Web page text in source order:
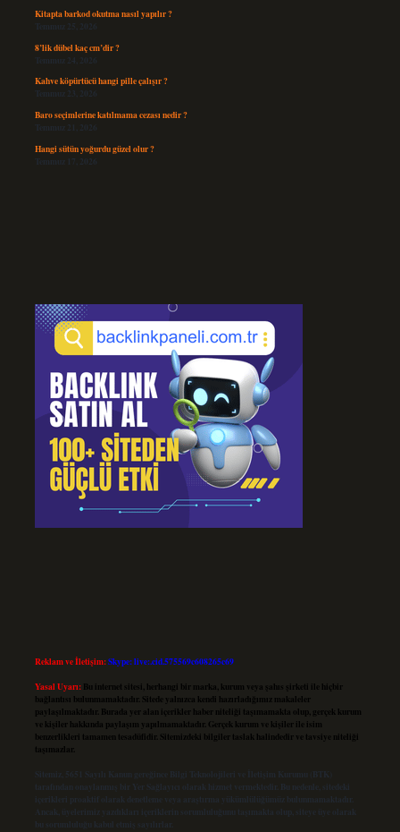
Kitapta barkod okutma nasıl yapılır ?
Temmuz 25, 2026
8’lik dübel kaç cm’dir ?
Temmuz 24, 2026
Kahve köpürtücü hangi pille çalışır ?
Temmuz 23, 2026
Baro seçimlerine katılmama cezası nedir ?
Temmuz 21, 2026
Hangi sütün yoğurdu güzel olur ?
Temmuz 17, 2026
Reklam ve İletişim:Skype: live:.cid.575569c608265c69
Yasal Uyarı: Bu internet sitesi, herhangi bir marka, kurum veya şahıs şirketi ile hiçbir
bağlantısı bulunmamaktadır. Sitede yalnızca kendi hazırladığımız makaleler
paylaşılmaktadır. Burada yer alan içerikler haber niteliği taşımamakta olup, gerçek kurum
ve kişiler hakkında paylaşım yapılmamaktadır. Gerçek kurum ve kişiler ile isim
benzerlikleri tamamen tesadüfidir. Sitemizdeki bilgiler taslak halindedir ve tavsiye niteliği
taşımazlar.
Sitemiz, 5651 Sayılı Kanun gereğince Bilgi Teknolojileri ve İletişim Kurumu (BTK)
tarafından onaylanmış bir Yer Sağlayıcı olarak hizmet vermektedir. Bu nedenle, sitedeki
içerikleri proaktif olarak denetleme veya araştırma yükümlülüğümüz bulunmamaktadır.
Ancak, üyelerimiz yazdıkları içeriklerin sorumluluğunu taşımakta olup, siteye üye olarak
bu sorumluluğu kabul etmiş sayılırlar.